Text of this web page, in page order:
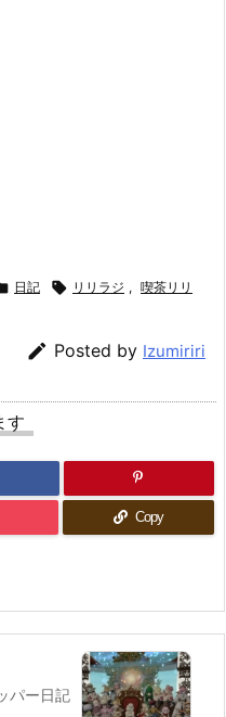
日記  リリラジ , 喫茶リリ
 Posted by Izumiriri
す
Copy
パー日記